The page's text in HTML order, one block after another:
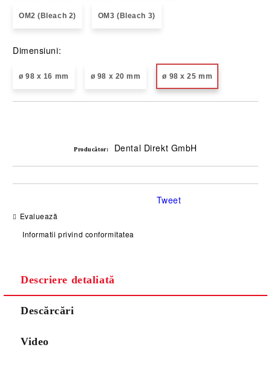
OM2 (Bleach 2) OM3 (Bleach 3)
Dimensiuni:
ø 98 x 16 mm ø 98 x 20 mm ø 98 x 25 mm
Producător: Dental Direkt GmbH
Evaluează
Informatii privind conformitatea
Tweet
Descriere detaliată
Descărcări
Video